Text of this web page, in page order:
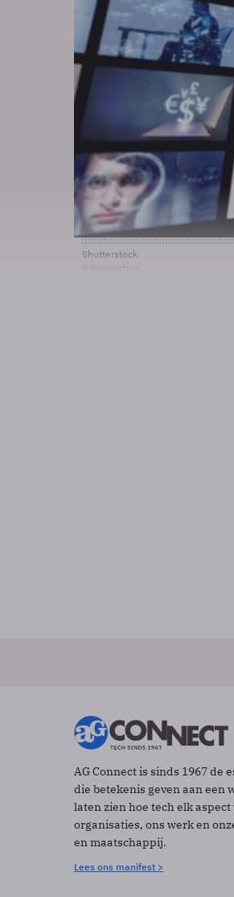
Shutterstock
AG Connect is sinds 1967 de
die betekenis geven aan een
laten zien hoe tech elk
organisaties, ons werk en
en maatschappij.
Lees ons manifest >